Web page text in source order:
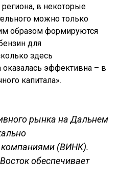
в некоторые
можно только
образом формируются
для
здесь
эффективна – в
капитала».
рынка на Дальнем
(ВИНК).
обеспечивает